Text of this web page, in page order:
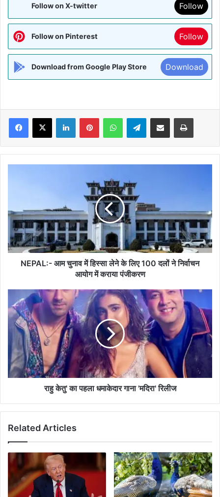
Follow on X-twitter Follow
Follow on Pinterest Follow
Download from Google Play Store Download
Facebook
X LinkedInPinterestWhatsAppTelegramShare via Email Print
हिस्सा
लेने
लिए
100
कराया
पंजीकरण
NEPAL:- आम चुनाव में हिस्सा लेने के लिए 100 दलों ने निर्वाचन
आयोग में कराया पंजीकरण
केतु'
का
पहला
धमाकेदार
'मदिरा'
रिलीज
राहु केतु' का पहला धमाकेदार गाना 'मदिरा' रिलीज
Related Articles